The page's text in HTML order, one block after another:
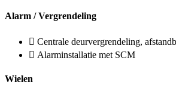
Alarm / Vergrendeling
Centrale deurvergrendeling,
Alarminstallatie met SCM
Wielen